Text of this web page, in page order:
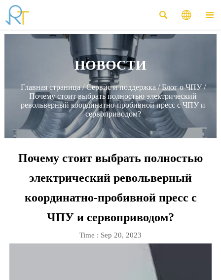
  
НОВОСТИ
Главная страница/Сервис и поддержка/Блог о ЧПУ/
Почему стоит выбрать полностью электрический
револьверный координатно-пробивной пресс с ЧПУ и
сервоприводом?
Почему стоит выбрать полностью
электрический револьверный
координатно-пробивной пресс с
ЧПУ и сервоприводом?
Time : Sep 20, 2023